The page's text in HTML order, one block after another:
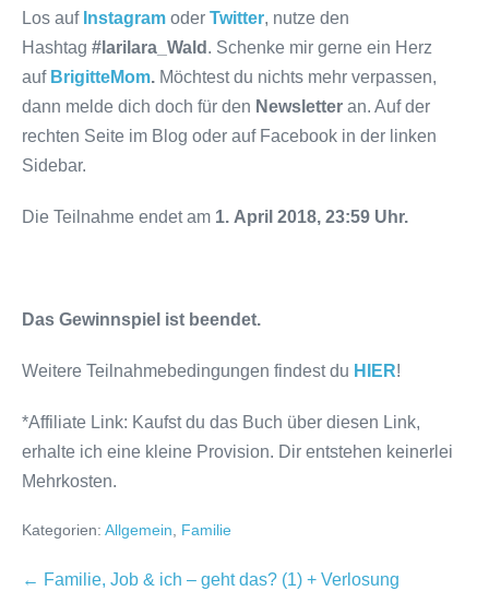
Los auf Instagram oder Twitter, nutze den
Hashtag #larilara_Wald . Schenke mir gerne ein Herz
auf BrigitteMom. Möchtest du nichts mehr verpassen,
dann melde dich doch für den Newsletter an. Auf der
rechten Seite im Blog oder auf Facebook in der linken
Sidebar.
Die Teilnahme endet am 1. April 2018, 23:59 Uhr.
Das Gewinnspiel ist beendet.
Weitere Teilnahmebedingungen findest du HIER!
*Affiliate Link: Kaufst du das Buch über diesen Link,
erhalte ich eine kleine Provision. Dir entstehen keinerlei
Mehrkosten.
Kategorien: Allgemein, Familie
Beitragsnavigation
← Familie, Job & ich – geht das? (1) + Verlosung